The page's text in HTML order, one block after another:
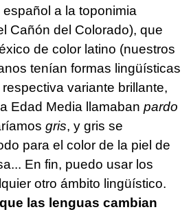
a la toponimia
Cañón del Colorado), que
de color latino (nuestros
tenían formas lingüísticas
variante brillante,
Edad Media llamaban pardo
gris, y gris se
para el color de la piel de
En fin, puedo usar los
otro ámbito lingüístico.
las lenguas cambian